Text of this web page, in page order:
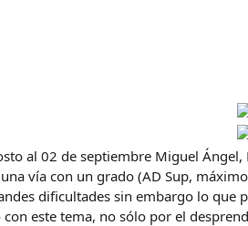
al 02 de septiembre Miguel
vía con un grado (AD Sup,
dificultades sin embargo lo
este tema, no sólo por el